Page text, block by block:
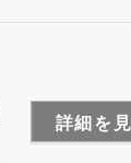
詳細を